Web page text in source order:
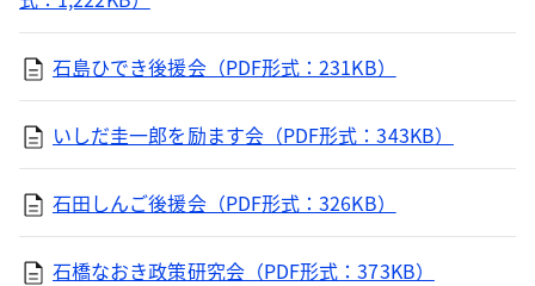
石島ひでき後援会（PDF形式：231KB）
いしだ圭一郎を励ます会（PDF形式：343KB）
石田しんご後援会（PDF形式：326KB）
石橋なおき政策研究会（PDF形式：373KB）